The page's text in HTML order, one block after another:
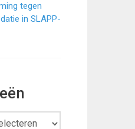
tegen
in SLAPP-